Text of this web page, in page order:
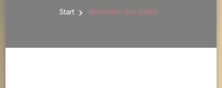
Start Resonanz des Lichts!